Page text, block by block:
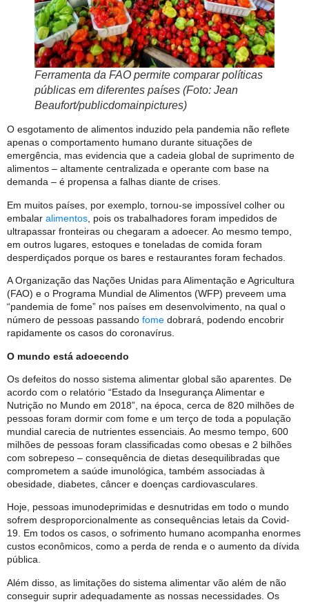
Ferramenta da FAO permite comparar políticas
públicas em diferentes países (Foto: Jean
Beaufort/publicdomainpictures)
O esgotamento de alimentos induzido pela pandemia não reflete
apenas o comportamento humano durante situações de
emergência, mas evidencia que a cadeia global de suprimento de
alimentos – altamente centralizada e operante com base na
demanda – é propensa a falhas diante de crises.
Em muitos países, por exemplo, tornou-se impossível colher ou
embalar alimentos , pois os trabalhadores foram impedidos de
ultrapassar fronteiras ou chegaram a adoecer. Ao mesmo tempo,
em outros lugares, estoques e toneladas de comida foram
desperdiçados porque os bares e restaurantes foram fechados.
A Organização das Nações Unidas para Alimentação e Agricultura
(FAO) e o Programa Mundial de Alimentos (WFP) preveem uma
“pandemia de fome” nos países em desenvolvimento, na qual o
número de pessoas passando fome dobrará, podendo encobrir
rapidamente os casos do coronavírus.
O mundo está adoecendo
Os defeitos do nosso sistema alimentar global são aparentes. De
acordo com o relatório “Estado da Insegurança Alimentar e
Nutrição no Mundo em 2018”, na época, cerca de 820 milhões de
pessoas foram dormir com fome e um terço de toda a população
mundial carecia de nutrientes essenciais. Ao mesmo tempo, 600
milhões de pessoas foram classificadas como obesas e 2 bilhões
com sobrepeso – consequência de dietas desequilibradas que
comprometem a saúde imunológica, também associadas à
obesidade, diabetes, câncer e doenças cardiovasculares.
Hoje, pessoas imunodeprimidas e desnutridas em todo o mundo
sofrem desproporcionalmente as consequências letais da Covid-
19. Em todos os casos, o sofrimento humano acompanha enormes
custos econômicos, como a perda de renda e o aumento da dívida
pública.
Além disso, as limitações do sistema alimentar vão além de não
conseguir suprir adequadamente as nossas necessidades. Os